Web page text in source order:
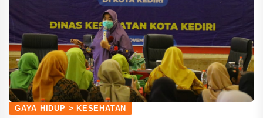
GAYA HIDUP > KESEHATAN